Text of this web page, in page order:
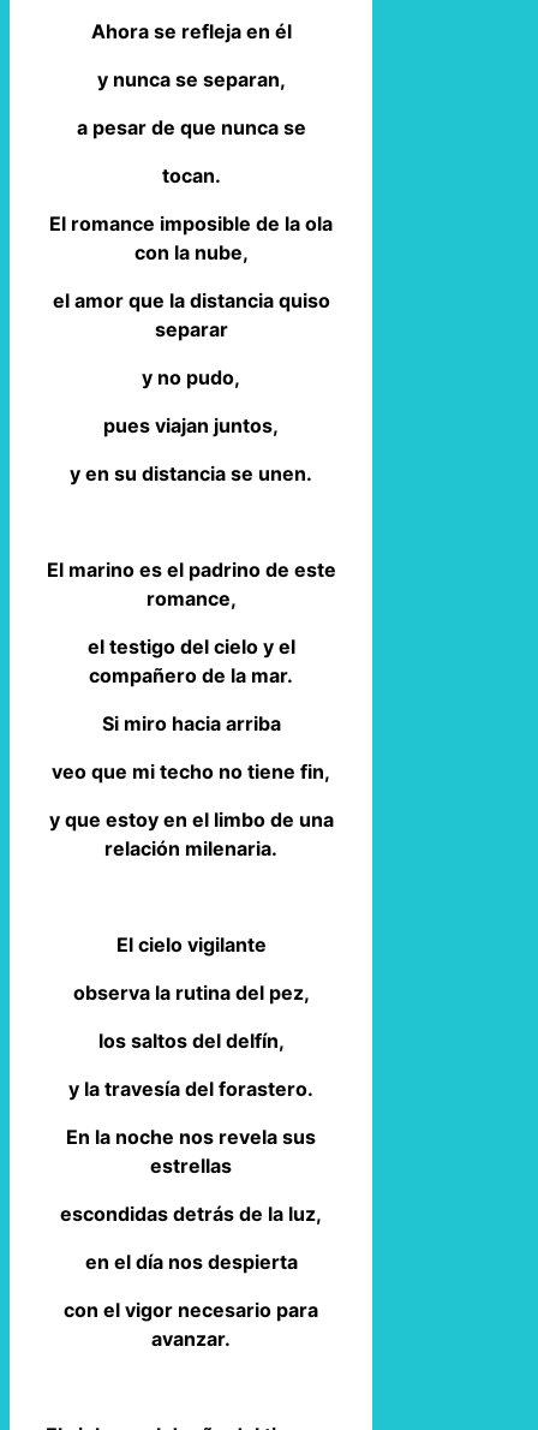
Ahora se refleja en él
y nunca se separan,
a pesar de que nunca se
tocan.
El romance imposible de la ola
con la nube,
el amor que la distancia quiso
separar
y no pudo,
pues viajan juntos,
y en su distancia se unen.
El marino es el padrino de este
romance,
el testigo del cielo y el
compañero de la mar.
Si miro hacia arriba
veo que mi techo no tiene fin,
y que estoy en el limbo de una
relación milenaria.
El cielo vigilante
observa la rutina del pez,
los saltos del delfín,
y la travesía del forastero.
En la noche nos revela sus
estrellas
escondidas detrás de la luz,
en el día nos despierta
con el vigor necesario para
avanzar.